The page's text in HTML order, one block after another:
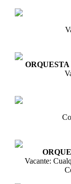
Vacante: